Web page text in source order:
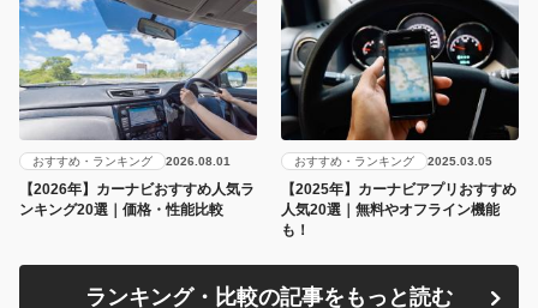
おすすめ・ランキング 2026.08.01
【2026年】カーナビおすすめ人気ラ
ンキング20選｜価格・性能比較
おすすめ・ランキング 2025.03.05
【2025年】カーナビアプリおすすめ
人気20選｜無料やオフライン機能
も！
ランキング・比較の記事をもっと読む